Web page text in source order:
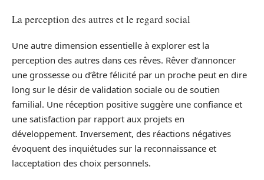
La perception des autres et le regard social
Une autre dimension essentielle à explorer est la
perception des autres dans ces rêves. Rêver d’annoncer
une grossesse ou d’être félicité par un proche peut en dire
long sur le désir de validation sociale ou de soutien
familial. Une réception positive suggère une confiance et
une satisfaction par rapport aux projets en
développement. Inversement, des réactions négatives
évoquent des inquiétudes sur la reconnaissance et
lacceptation des choix personnels.